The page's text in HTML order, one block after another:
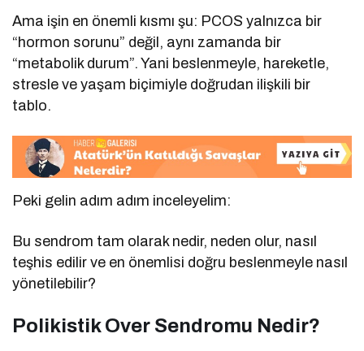
Ama işin en önemli kısmı şu: PCOS yalnızca bir
“hormon sorunu” değil, aynı zamanda bir
“metabolik durum”. Yani beslenmeyle, hareketle,
stresle ve yaşam biçimiyle doğrudan ilişkili bir
tablo.
Peki gelin adım adım inceleyelim:
Bu sendrom tam olarak nedir, neden olur, nasıl
teşhis edilir ve en önemlisi doğru beslenmeyle nasıl
yönetilebilir?
Polikistik Over Sendromu Nedir?